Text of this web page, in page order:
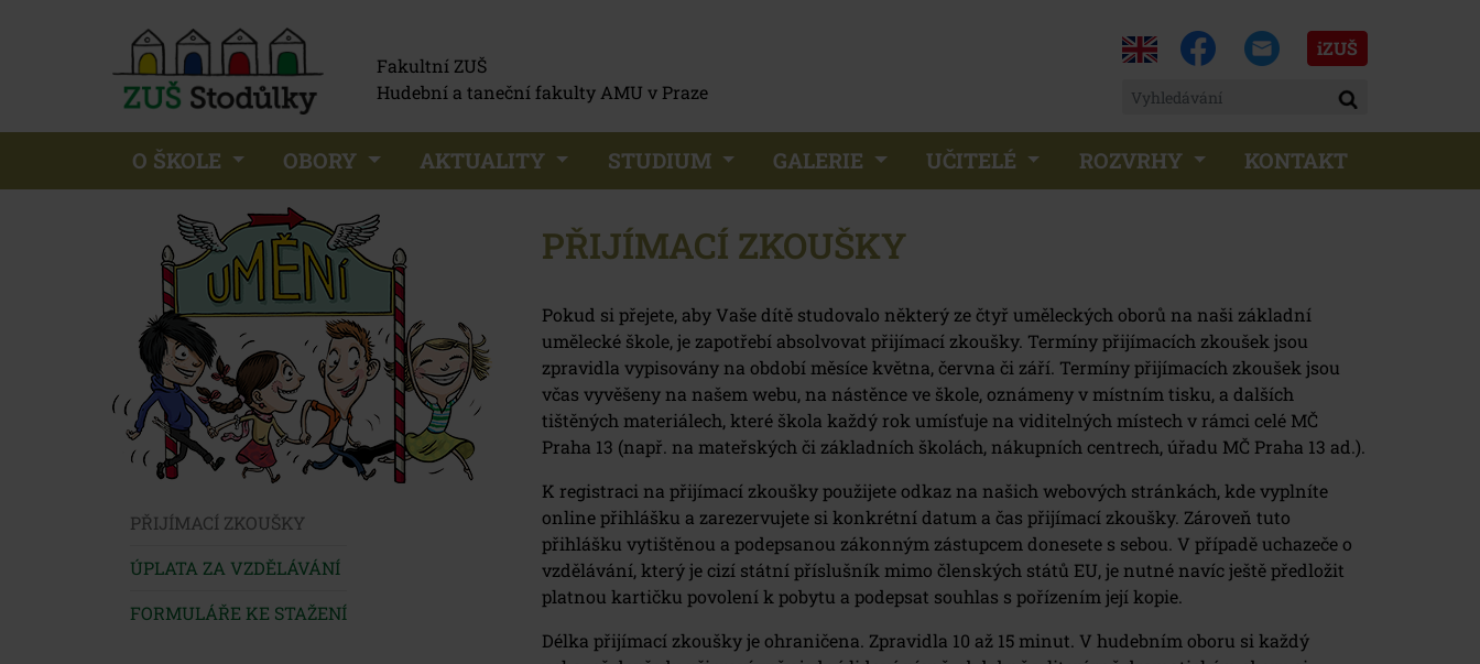
Fakultní ZUŠ
Hudební a taneční fakulty AMU v Praze
iZUŠ
O ŠKOLE OBORY AKTUALITY STUDIUM GALERIE UČITELÉ ROZVRHY KONTAKT
PŘIJÍMACÍ ZKOUŠKY
ÚPLATA ZA VZDĚLÁVÁNÍ
FORMULÁŘE KE STAŽENÍ
PŘIJÍMACÍ ZKOUŠKY
Pokud si přejete, aby Vaše dítě studovalo některý ze čtyř uměleckých oborů na naši základní
umělecké škole, je zapotřebí absolvovat přijímací zkoušky. Termíny přijímacích zkoušek jsou
zpravidla vypisovány na období měsíce května, června či září. Termíny přijímacích zkoušek jsou
včas vyvěšeny na našem webu, na nástěnce ve škole, oznámeny v místním tisku, a dalších
tištěných materiálech, které škola každý rok umísťuje na viditelných místech v rámci celé MČ
Praha 13 (např. na mateřských či základních školách, nákupních centrech, úřadu MČ Praha 13 ad.).
K registraci na přijímací zkoušky použijete odkaz na našich webových stránkách, kde vyplníte
online přihlášku a zarezervujete si konkrétní datum a čas přijímací zkoušky. Zároveň tuto
přihlášku vytištěnou a podepsanou zákonným zástupcem donesete s sebou. V případě uchazeče o
vzdělávání, který je cizí státní příslušník mimo členských států EU, je nutné navíc ještě předložit
platnou kartičku povolení k pobytu a podepsat souhlas s pořízením její kopie.
Délka přijímací zkoušky je ohraničena. Zpravidla 10 až 15 minut. V hudebním oboru si každý